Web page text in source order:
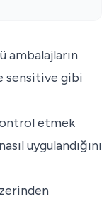
ambalajların
sensitive gibi
etmek
uygulandığını